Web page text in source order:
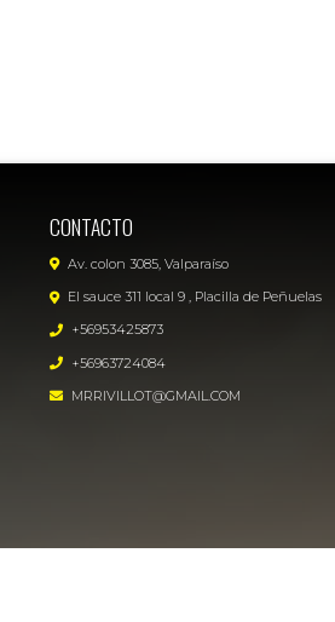
CONTACTO
Av. colon 3085, Valparaíso
El sauce 311 local 9 , Placilla de Peñuelas
+56953425873
+56963724084
MRRIVILLOT@GMAIL.COM